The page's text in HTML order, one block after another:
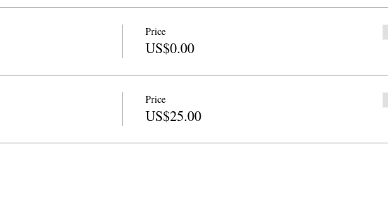
Price
US$0.00
Price
US$25.00